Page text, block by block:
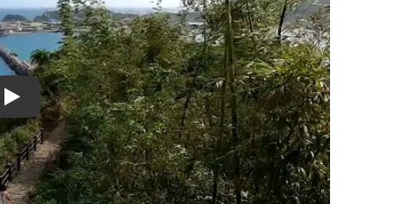
Play video